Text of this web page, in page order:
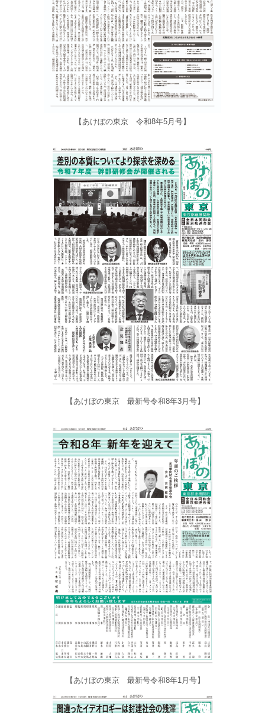
【あけぼの東京 令和8年5月号】
【あけぼの東京 最新号令和8年3月号】
【あけぼの東京 最新号令和8年1月号】